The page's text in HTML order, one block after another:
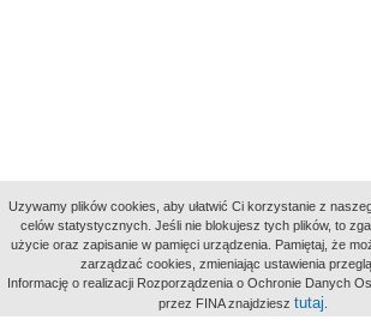
aktywności
Uzywamy plików cookies, aby ułatwić Ci korzystanie z
celów statystycznych. Jeśli nie blokujesz tych plików, to
użycie oraz zapisanie w pamięci urządzenia. Pamiętaj, że
zarządzać cookies, zmieniając ustawienia
Informację o realizacji Rozporządzenia o Ochronie Danych
przez FINA znajdziesz tutaj